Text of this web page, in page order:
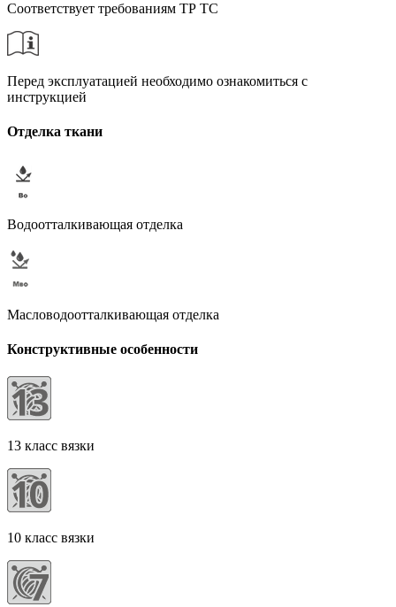
Соответствует требованиям ТР ТС
Перед эксплуатацией необходимо ознакомиться с
инструкцией
Отделка ткани
Водоотталкивающая отделка
Масловодоотталкивающая отделка
Конструктивные особенности
13 класс вязки
10 класс вязки